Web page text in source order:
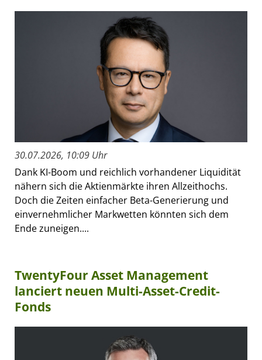
30.07.2026, 10:09 Uhr
Dank KI-Boom und reichlich vorhandener Liquidität
nähern sich die Aktienmärkte ihren Allzeithochs.
Doch die Zeiten einfacher Beta-Generierung und
einvernehmlicher Markwetten könnten sich dem
Ende zuneigen....
TwentyFour Asset Management
lanciert neuen Multi-Asset-Credit-
Fonds